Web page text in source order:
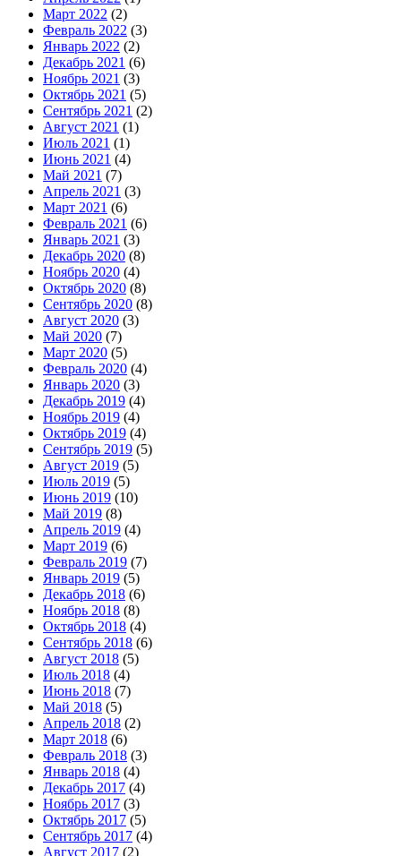
Март 2022 (2)
Февраль 2022 (3)
Январь 2022 (2)
Декабрь 2021 (6)
Ноябрь 2021 (3)
Октябрь 2021 (5)
Сентябрь 2021 (2)
Август 2021 (1)
Июль 2021 (1)
Июнь 2021 (4)
Май 2021 (7)
Апрель 2021 (3)
Март 2021 (6)
Февраль 2021 (6)
Январь 2021 (3)
Декабрь 2020 (8)
Ноябрь 2020 (4)
Октябрь 2020 (8)
Сентябрь 2020 (8)
Август 2020 (3)
Май 2020 (7)
Март 2020 (5)
Февраль 2020 (4)
Январь 2020 (3)
Декабрь 2019 (4)
Ноябрь 2019 (4)
Октябрь 2019 (4)
Сентябрь 2019 (5)
Август 2019 (5)
Июль 2019 (5)
Июнь 2019 (10)
Май 2019 (8)
Апрель 2019 (4)
Март 2019 (6)
Февраль 2019 (7)
Январь 2019 (5)
Декабрь 2018 (6)
Ноябрь 2018 (8)
Октябрь 2018 (4)
Сентябрь 2018 (6)
Август 2018 (5)
Июль 2018 (4)
Июнь 2018 (7)
Май 2018 (5)
Апрель 2018 (2)
Март 2018 (6)
Февраль 2018 (3)
Январь 2018 (4)
Декабрь 2017 (4)
Ноябрь 2017 (3)
Октябрь 2017 (5)
Сентябрь 2017 (4)
Август 2017 (2)